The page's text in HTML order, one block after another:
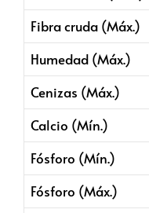
Fibra cruda (Máx.)
Humedad (Máx.)
Cenizas (Máx.)
Calcio (Mín.)
Fósforo (Mín.)
Fósforo (Máx.)